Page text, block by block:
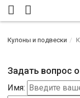
Кулоны и подвески
Задать вопрос
Имя: